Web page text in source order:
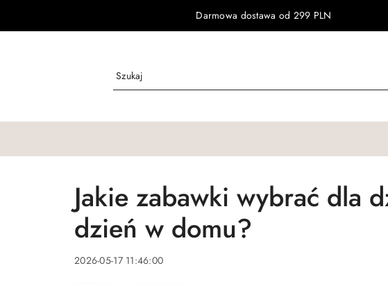
Darmowa dostawa od 299 PLN
Jakie zabawki wybrać dla
dzień w domu?
2026-05-17 11:46:00